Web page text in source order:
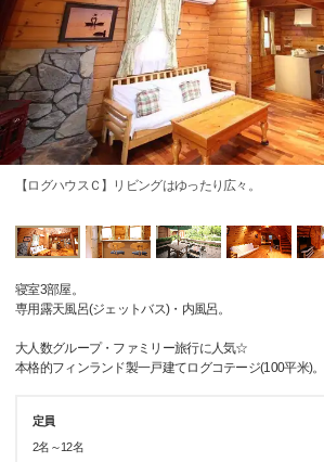
【ログハウスＣ】リビングはゆったり広々。
寝室3部屋。
専用露天風呂(ジェットバス)・内風呂。
大人数グループ・ファミリー旅行に人気☆
本格的フィンランド製一戸建てログコテージ(100平米)。
定員
2名～12名